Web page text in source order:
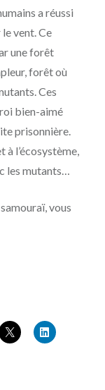
a réussi
vent. Ce
une forêt
forêt où
Ces
bien-aimé
prisonnière.
l’écosystème,
les mutants…
vous